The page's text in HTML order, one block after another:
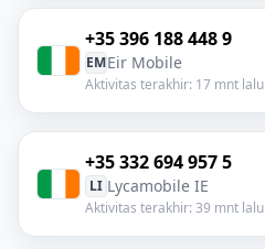
+35 396 188 448 9
EMEir Mobile
Aktivitas terakhir: 17 mnt lalu
+35 332 694 957 5
LI Lycamobile IE
Aktivitas terakhir: 39 mnt lalu